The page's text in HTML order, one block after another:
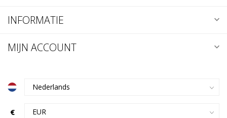
INFORMATIE
MIJN ACCOUNT
€